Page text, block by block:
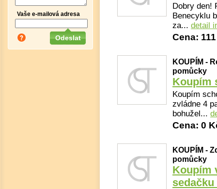
Vaše e-mailová adresa
Dobry den!
Benecyklu
za... detail
Cena:
KOUPÍM -
pomůcky
Koupím
Koupím
zvládne 4
bohužel...
Cena: 0
KOUPÍM -
pomůcky
Koupím